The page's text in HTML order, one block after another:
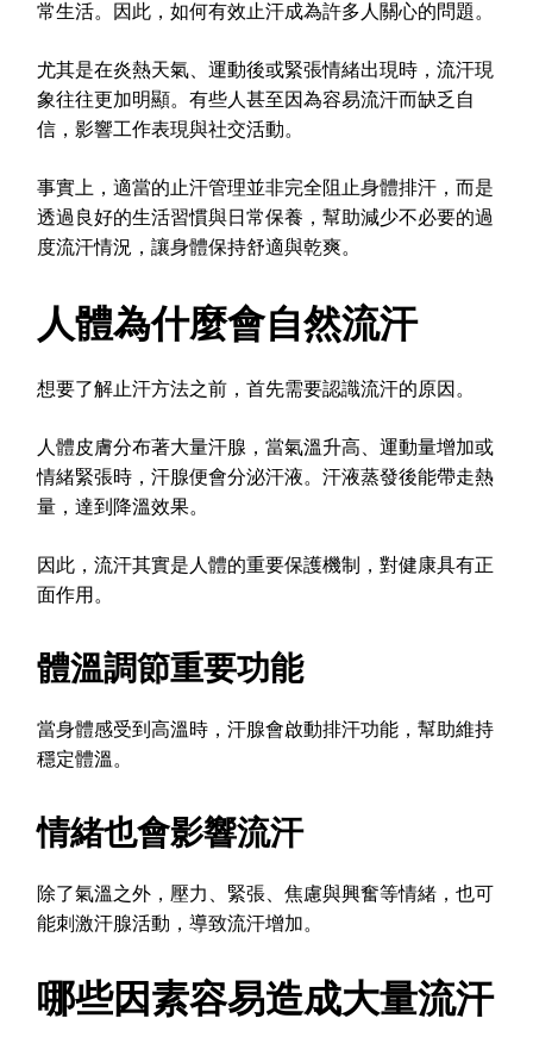
常生活。因此，如何有效止汗成為許多人關心的問題。
尤其是在炎熱天氣、運動後或緊張情緒出現時，流汗現
象往往更加明顯。有些人甚至因為容易流汗而缺乏自
信，影響工作表現與社交活動。
事實上，適當的止汗管理並非完全阻止身體排汗，而是
透過良好的生活習慣與日常保養，幫助減少不必要的過
度流汗情況，讓身體保持舒適與乾爽。
人體為什麼會自然流汗
想要了解止汗方法之前，首先需要認識流汗的原因。
人體皮膚分布著大量汗腺，當氣溫升高、運動量增加或
情緒緊張時，汗腺便會分泌汗液。汗液蒸發後能帶走熱
量，達到降溫效果。
因此，流汗其實是人體的重要保護機制，對健康具有正
面作用。
體溫調節重要功能
當身體感受到高溫時，汗腺會啟動排汗功能，幫助維持
穩定體溫。
情緒也會影響流汗
除了氣溫之外，壓力、緊張、焦慮與興奮等情緒，也可
能刺激汗腺活動，導致流汗增加。
哪些因素容易造成大量流汗